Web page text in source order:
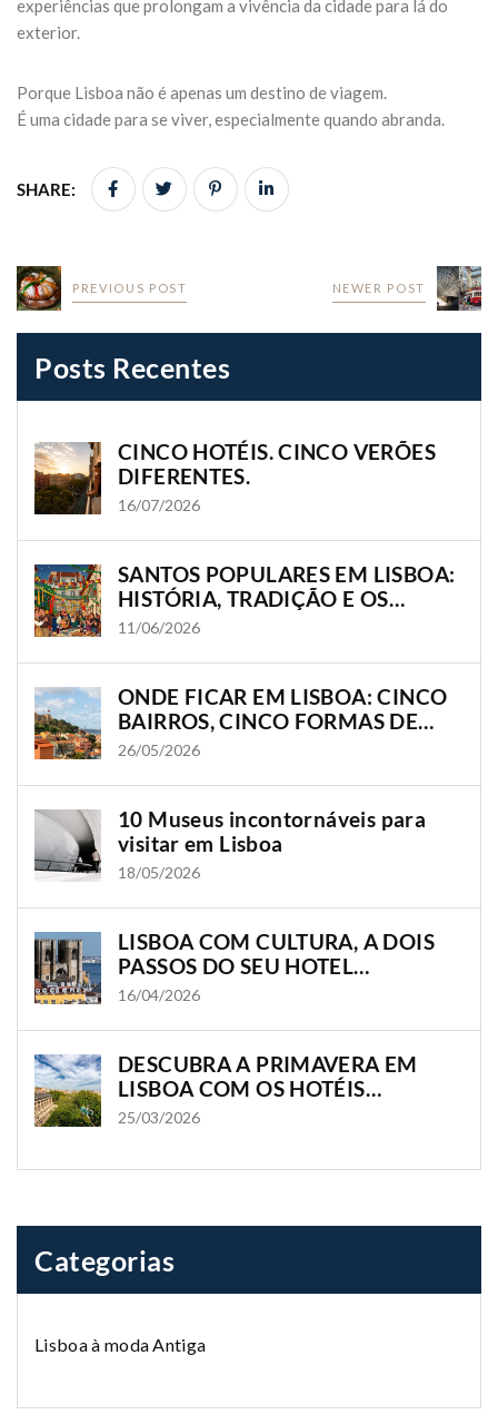
experiências que prolongam a vivência da cidade para lá do
exterior.
Porque Lisboa não é apenas um destino de viagem.
É uma cidade para se viver, especialmente quando abranda.
SHARE:
PREVIOUS POST NEWER POST
Posts Recentes
CINCO HOTÉIS. CINCO VERÕES
DIFERENTES.
16/07/2026
SANTOS POPULARES EM LISBOA:
HISTÓRIA, TRADIÇÃO E OS
BAIRROS ONDE A CIDADE
11/06/2026
ONDE FICAR EM LISBOA: CINCO
BAIRROS, CINCO FORMAS DE
VIVER A CIDADE
26/05/2026
10 Museus incontornáveis para
visitar em Lisboa
18/05/2026
LISBOA COM CULTURA, A DOIS
PASSOS DO SEU HOTEL
OLISSIPPO
16/04/2026
DESCUBRA A PRIMAVERA EM
LISBOA COM OS HOTÉIS
OLISSIPPO
25/03/2026
Categorias
Lisboa à moda Antiga